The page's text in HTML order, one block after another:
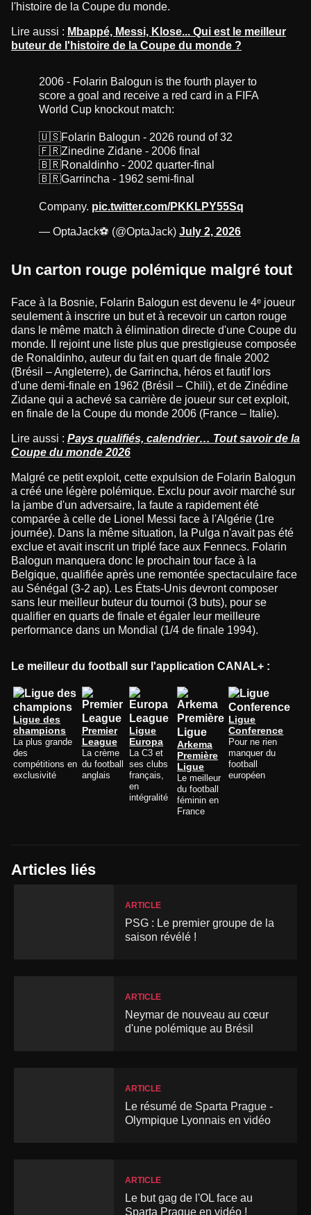
l'histoire de la Coupe du monde.
Lire aussi : Mbappé, Messi, Klose... Qui est le meilleur
buteur de l'histoire de la Coupe du monde ?
2006 - Folarin Balogun is the fourth player to
score a goal and receive a red card in a FIFA
World Cup knockout match:
🇺🇸Folarin Balogun - 2026 round of 32
🇫🇷Zinedine Zidane - 2006 final
🇧🇷Ronaldinho - 2002 quarter-final
🇧🇷Garrincha - 1962 semi-final
Company. pic.twitter.com/PKKLPY55Sq
— OptaJack⚽️ (@OptaJack) July 2, 2026
Un carton rouge polémique malgré tout
Face à la Bosnie, Folarin Balogun est devenu le 4ᵉ joueur
seulement à inscrire un but et à recevoir un carton rouge
dans le même match à élimination directe d'une Coupe du
monde. Il rejoint une liste plus que prestigieuse composée
de Ronaldinho, auteur du fait en quart de finale 2002
(Brésil – Angleterre), de Garrincha, héros et fautif lors
d'une demi-finale en 1962 (Brésil – Chili), et de Zinédine
Zidane qui a achevé sa carrière de joueur sur cet exploit,
en finale de la Coupe du monde 2006 (France – Italie).
Lire aussi : Pays qualifiés, calendrier… Tout savoir de la
Coupe du monde 2026
Malgré ce petit exploit, cette expulsion de Folarin Balogun
a créé une légère polémique. Exclu pour avoir marché sur
la jambe d'un adversaire, la faute a rapidement été
comparée à celle de Lionel Messi face à l'Algérie (1re
journée). Dans la même situation, la Pulga n'avait pas été
exclue et avait inscrit un triplé face aux Fennecs. Folarin
Balogun manquera donc le prochain tour face à la
Belgique, qualifiée après une remontée spectaculaire face
au Sénégal (3-2 ap). Les États-Unis devront composer
sans leur meilleur buteur du tournoi (3 buts), pour se
qualifier en quarts de finale et égaler leur meilleure
performance dans un Mondial (1/4 de finale 1994).
Le meilleur du football sur l'application CANAL+ :
Ligue des
champions
La plus grande
des
compétitions en
exclusivité
Premier
League
La crème
du football
anglais
Ligue
Europa
La C3 et
ses clubs
français,
en
intégralité
Arkema
Première
Ligue
Le meilleur
du football
féminin en
France
Ligue
Conference
Pour ne rien
manquer du
football
européen
Articles liés
ARTICLE
PSG : Le premier groupe de la
saison révélé !
ARTICLE
Neymar de nouveau au cœur
d'une polémique au Brésil
ARTICLE
Le résumé de Sparta Prague -
Olympique Lyonnais en vidéo
ARTICLE
Le but gag de l'OL face au
Sparta Prague en vidéo !